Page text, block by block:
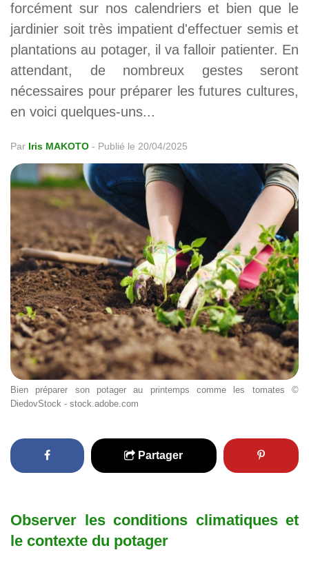
forcément sur nos calendriers et bien que le
jardinier soit très impatient d'effectuer semis et
plantations au potager, il va falloir patienter. En
attendant, de nombreux gestes seront
nécessaires pour préparer les futures cultures,
en voici quelques-uns...
Par Iris MAKOTO - Publié le 20/04/2025
Bien préparer son potager au printemps comme les tomates ©
DiedovStock - stock.adobe.com
Partager
Observer les conditions climatiques et
le contexte du potager